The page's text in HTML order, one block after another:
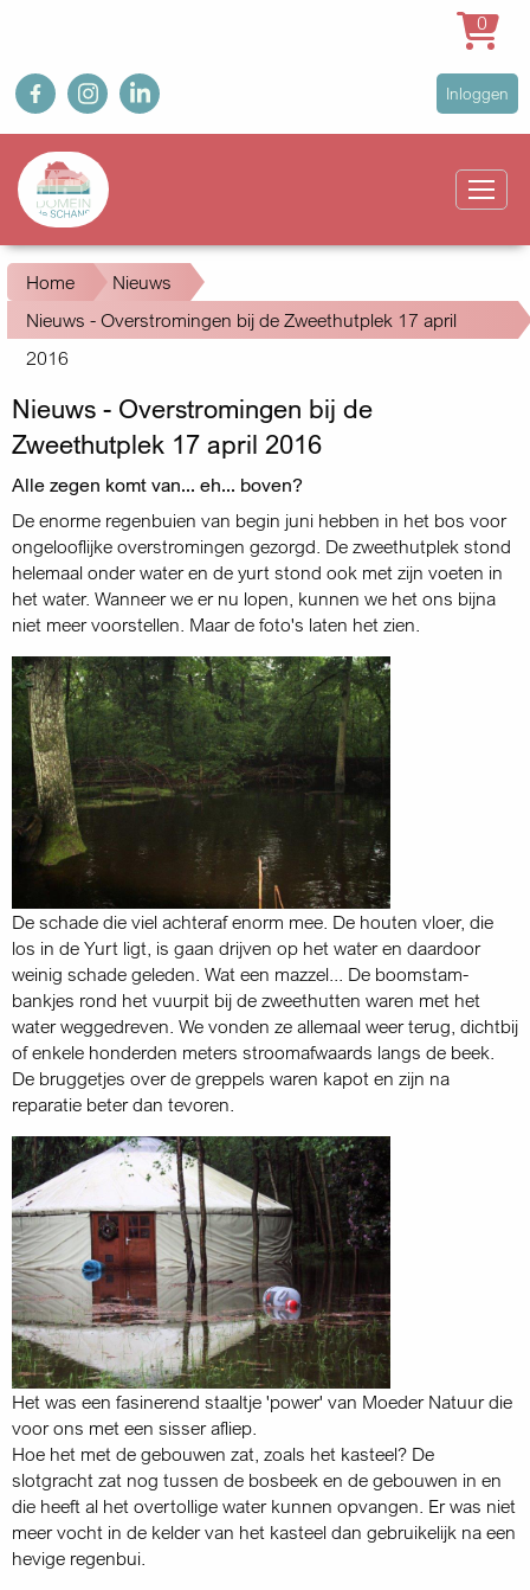
Overslaan
en
naar
inhoud
gaan
fb ig in
User
account
Inloggen
Main
navigation
0
Kruimelpad
Home
Nieuws
Nieuws - Overstromingen bij de Zweethutplek 17 april
2016
Nieuws - Overstromingen bij de
Zweethutplek 17 april 2016
Alle zegen komt van... eh... boven?
De enorme regenbuien van begin juni hebben in het bos voor
ongelooflijke overstromingen gezorgd. De zweethutplek stond
helemaal onder water en de yurt stond ook met zijn voeten in
het water. Wanneer we er nu lopen, kunnen we het ons bijna
niet meer voorstellen. Maar de foto's laten het zien.
De schade die viel achteraf enorm mee. De houten vloer, die
los in de Yurt ligt, is gaan drijven op het water en daardoor
weinig schade geleden. Wat een mazzel... De boomstam-
bankjes rond het vuurpit bij de zweethutten waren met het
water weggedreven. We vonden ze allemaal weer terug, dichtbij
of enkele honderden meters stroomafwaards langs de beek.
De bruggetjes over de greppels waren kapot en zijn na
reparatie beter dan tevoren.
Het was een fasinerend staaltje 'power' van Moeder Natuur die
voor ons met een sisser afliep.
Hoe het met de gebouwen zat, zoals het kasteel? De
slotgracht zat nog tussen de bosbeek en de gebouwen in en
die heeft al het overtollige water kunnen opvangen. Er was niet
meer vocht in de kelder van het kasteel dan gebruikelijk na een
hevige regenbui.